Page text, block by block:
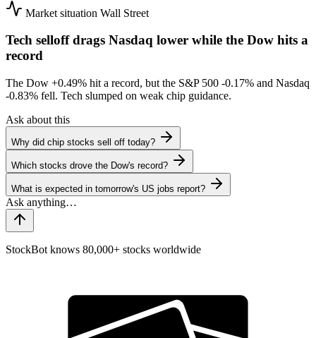
Market situation Wall Street
Tech selloff drags Nasdaq lower while the Dow hits a
record
The Dow +0.49% hit a record, but the S&P 500 -0.17% and Nasdaq
-0.83% fell. Tech slumped on weak chip guidance.
Ask about this
Why did chip stocks sell off today?
Which stocks drove the Dow's record?
What is expected in tomorrow's US jobs report?
StockBot knows 80,000+ stocks worldwide